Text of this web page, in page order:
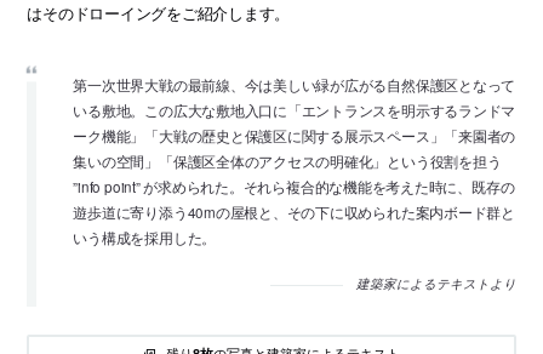
はそのドローイングをご紹介します。
第一次世界大戦の最前線、今は美しい緑が広がる自然保護区となって
いる敷地。この広大な敷地入口に「エントランスを明示するランドマ
ーク機能」「大戦の歴史と保護区に関する展示スペース」「来園者の
集いの空間」「保護区全体のアクセスの明確化」という役割を担う
”info point” が求められた。それら複合的な機能を考えた時に、既存の
遊歩道に寄り添う40mの屋根と、その下に収められた案内ボード群と
いう構成を採用した。
建築家によるテキストより